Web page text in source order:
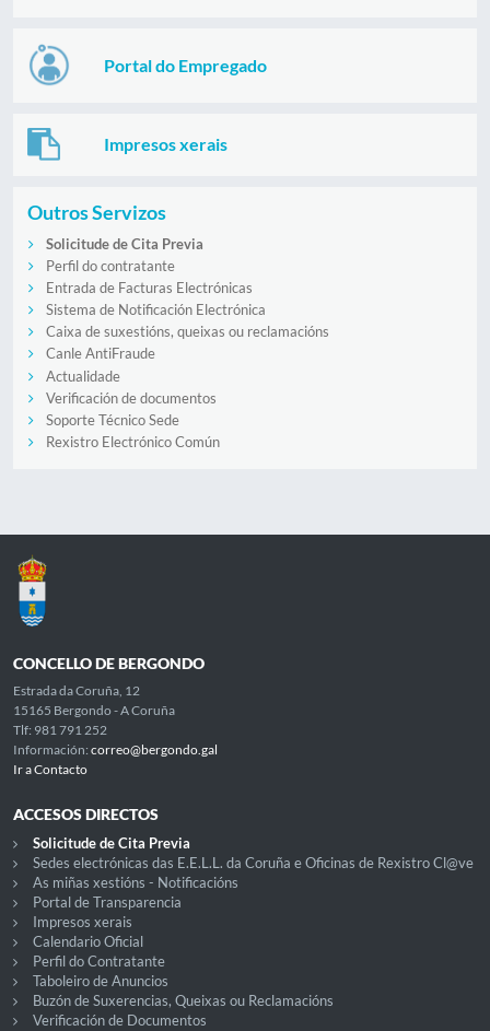
Portal do Empregado
Impresos xerais
Outros Servizos
Solicitude de Cita Previa
Perfil do contratante
Entrada de Facturas Electrónicas
Sistema de Notificación Electrónica
Caixa de suxestións, queixas ou reclamacións
Canle AntiFraude
Actualidade
Verificación de documentos
Soporte Técnico Sede
Rexistro Electrónico Común
CONCELLO DE BERGONDO
Estrada da Coruña, 12
15165 Bergondo - A Coruña
Tlf: 981 791 252
Información: correo@bergondo.gal
Ir a Contacto
ACCESOS DIRECTOS
Solicitude de Cita Previa
Sedes electrónicas das E.E.L.L. da Coruña e Oficinas de Rexistro Cl@ve
As miñas xestións - Notificacións
Portal de Transparencia
Impresos xerais
Calendario Oficial
Perfil do Contratante
Taboleiro de Anuncios
Buzón de Suxerencias, Queixas ou Reclamacións
Verificación de Documentos